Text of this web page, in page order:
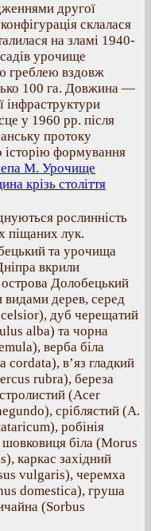
другої
склалася
на зламі 1940-
урочище
греблею вздовж
100 га. Довжина —
інфраструктури
у 1960 рр. після
протоку
формування
М. Урочище
крізь століття
рослинність
піщаних лук.
та урочища
вкрили
острова Долобецький
видами дерев, серед
дуб черещатий
alba) та чорна
верба біла
в’яз гладкий
rubra), береза
(Acer
сріблястий (A.
робінія
біла (Morus
каркас західний
vulgaris), черемха
domestica), груша
(Sorbus